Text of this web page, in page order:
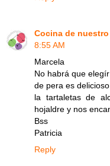
Cocina de
8:55 AM
Marcela
No habrá que
de pera es
la tartaletas de
hojaldre y nos
Bss
Patricia
Reply